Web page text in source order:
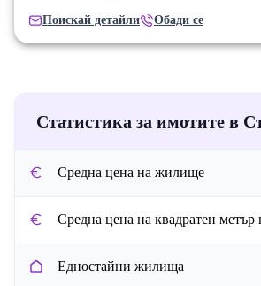
Поискай детайли Обади се
Статистика за имотите в
Средна цена на жилище
Средна цена на квадратен
Едностайни жилища